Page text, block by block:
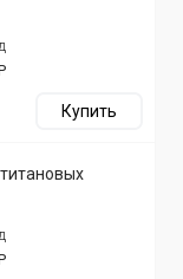
Купить